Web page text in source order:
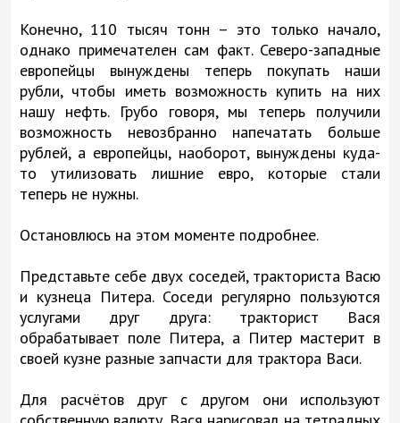
Конечно, 110 тысяч тонн – это только начало,
однако примечателен сам факт. Северо-западные
европейцы вынуждены теперь покупать наши
рубли, чтобы иметь возможность купить на них
нашу нефть. Грубо говоря, мы теперь получили
возможность невозбранно напечатать больше
рублей, а европейцы, наоборот, вынуждены куда-
то утилизовать лишние евро, которые стали
теперь не нужны.
Остановлюсь на этом моменте подробнее.
Представьте себе двух соседей, тракториста Васю
и кузнеца Питера. Соседи регулярно пользуются
услугами друг друга: тракторист Вася
обрабатывает поле Питера, а Питер мастерит в
своей кузне разные запчасти для трактора Васи.
Для расчётов друг с другом они используют